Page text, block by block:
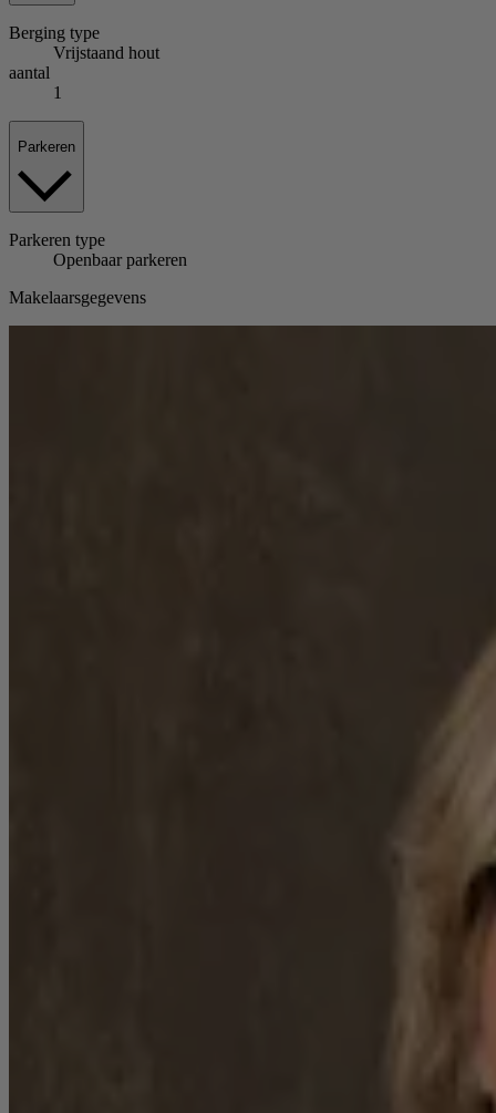
Berging type
Vrijstaand hout
aantal
1
Parkeren
Parkeren type
Openbaar parkeren
Makelaarsgegevens